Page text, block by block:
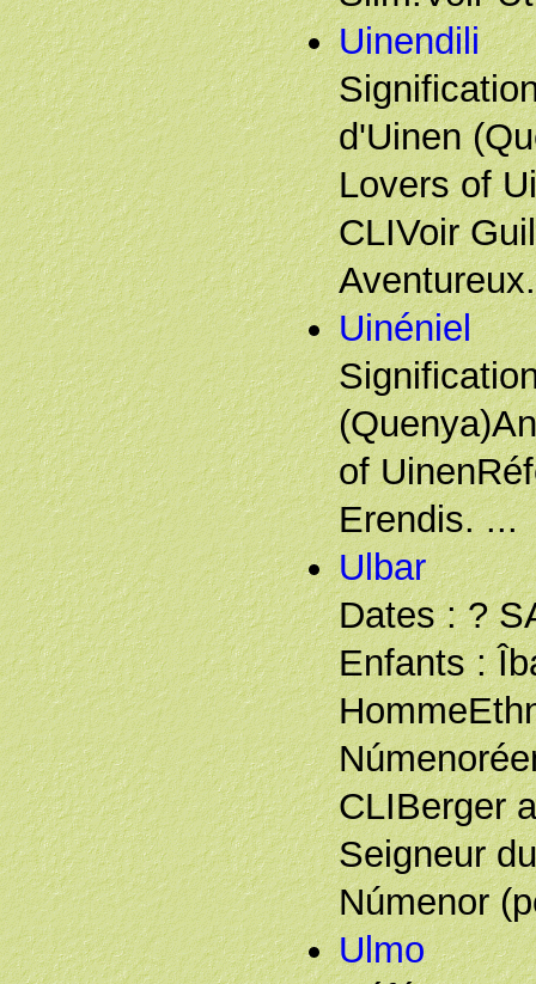
Uinendili
d'Uinen
Lovers of
CLIVoir
Uinéniel
of
Erendis. ...
Ulbar
Dates : ?
Enfants :
CLIBerger
Seigneur
Númenor
Ulmo